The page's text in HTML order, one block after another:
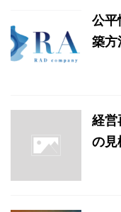
公平
築方
経営
の見